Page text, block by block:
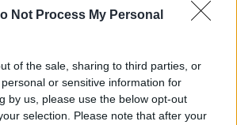
Not Process My Personal
of the sale, sharing to third parties, or
or sensitive information for
by us, please use the below opt-out
selection. Please note that after your
Βαθμιαία εξασθένηση των
8 μποφόρ με εξασθένηση.
3 έως 12 βαθμούς Κελσίου. Στα
χαμηλότερη.